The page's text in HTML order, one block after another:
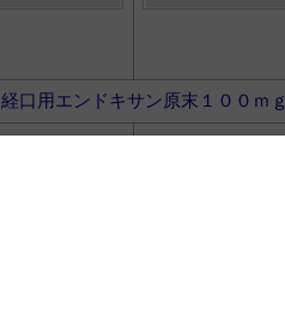
経口用エンドキサン原末１００ｍｇ